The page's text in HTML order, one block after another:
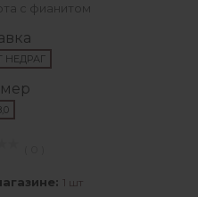
с фианитом
НЕДРАГ
1 шт